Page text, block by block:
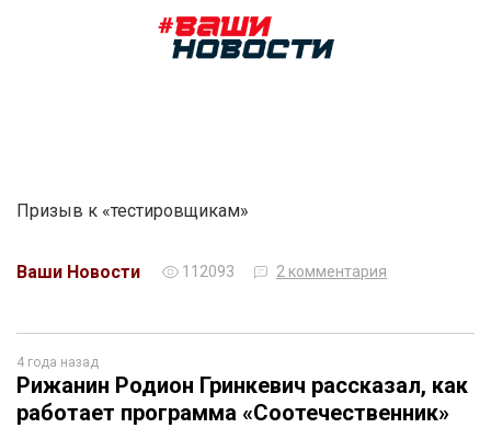
Призыв к «тестировщикам»
Ваши Новости 112093 2 комментария
4 года назад
Рижанин Родион Гринкевич рассказал, как
работает программа «Соотечественник»